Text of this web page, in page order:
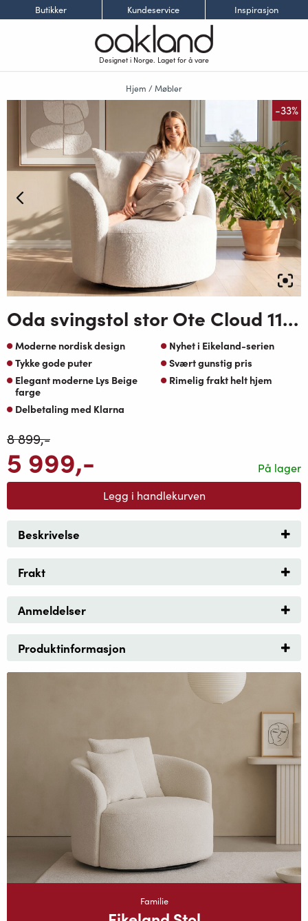
Butikker Kundeservice Inspirasjon
Designet i Norge. Laget for å vare
Hjem /Møbler
-33%
Oda svingstol stor Ote Cloud 113 Lys Beige
Moderne nordisk design
Nyhet i Eikeland-serien
Tykke gode puter
Svært gunstig pris
Elegant moderne Lys Beige
farge
Rimelig frakt helt hjem
Delbetaling med Klarna
På lager
8 899,-
5 999,-
Legg i handlekurven
Beskrivelse
Frakt
Anmeldelser
Produktinformasjon
Familie